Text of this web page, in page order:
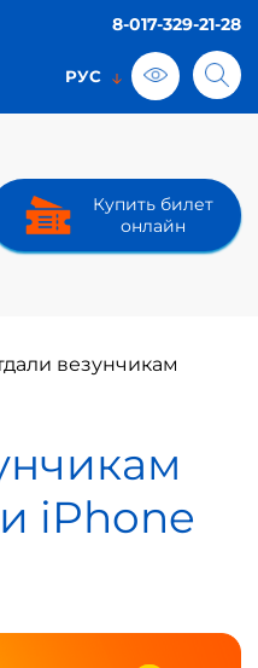
8-017-329-21-28
Купить билет
онлайн
везунчикам
iPhone